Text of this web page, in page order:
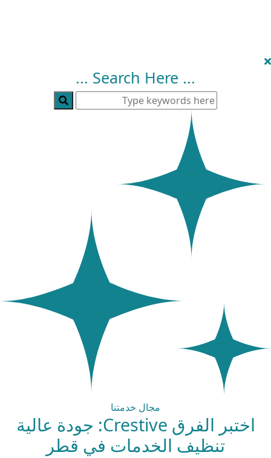
... Search Here ...
مجال خدمتنا
اختبر الفرق Crestive: جودة عالية
تنظيفالخدمات في قطر